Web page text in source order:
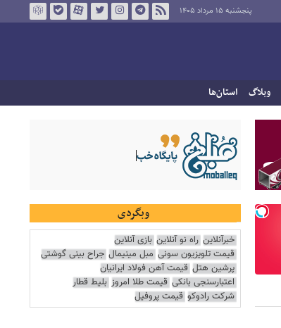
پنجشنبه ۱۵ مرداد ۱۴۰۵
وبلاگ استان‌ها
وبگردی
خبرآنلاین راه نو آنلاین بازی آنلاین
قیمت تلویزیون سونی مبل مینیمال جراح بینی گوشتی
پرشین هتل قیمت آهن فولاد ایرانیان
اعتبارسنجی بانکی قیمت طلا امروز بلیط قطار
شرکت رادوکو قیمت پروفیل